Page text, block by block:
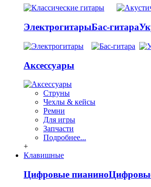
ЭлектрогитарыБас-гитара
Аксессуары
Струны
Чехлы & кейсы
Ремни
Для игры
Запчасти
Подробнее...
+
Клавишные
Цифровые пианино